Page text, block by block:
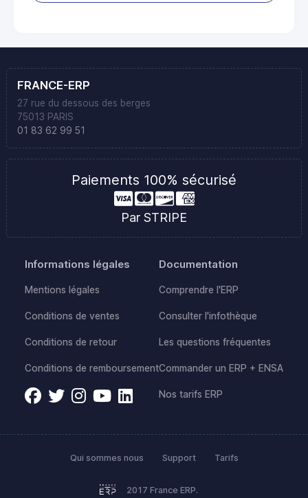
FRANCE-ERP
27 rue du dessous des berges
75013 PARIS
01 83 62 99 51
Paiements 100% sécurisé
Par STRIPE
Informations légales
Mentions légales
Conditions de ventes
Conditions de retour
Conditions de remboursement
Documentation
Comprendre l'ERP
Consulter l'infothèque
Les questions fréquentes
Commander un ERP + ENSA
Nos tarifs ERP
2017 France ERP.
Qui sommes nous Support Tarifs